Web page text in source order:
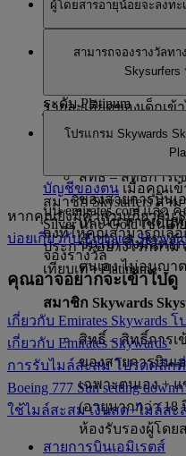
Emirates Skywards
ระดับนั้นๆ ในลักษณะเ
Skywards ทุกประการ
ระดับ Platinum
สมาชิก Skywards
สิทธิ์ – สิทธิ์การเ
ของสายการบินเ
เท่านั้น หากเดิน
ขึ้นไป) ซึ่งมีสิทธิ์ก
ตนเอง ไม่อนุญา
สมาชิก Skywards
สิทธิ์ – สิทธิ์การเ
ของสายการบินเ
เฉพาะตนเอง +
(อายุมากกว่า 18
ห้องรับรองผู้โดย
ผู้โดยสารอายุน้อยจะลงทะ
ส่วนบุคคลของพวกเข
รายละเอียดของเด็กเ
ปกครองที่ลงทะเบียน
บัญชี Skysurfers ในข
สามารถจองรางวัลท
มารดา/ผู้ปกครองที่ลง
บัญชีของตน เมื่อคุณเ
บน emirates.com แล้ว
ลงที่ให้คุณสามารถเลื
จองรางวัล
โปรแกรม Skywards
สมาชิก Skysurfers ส
Silver และ Gold เช่นเ
ประการ อย่างไรก็ตาม
เทียบเท่า Platinum
หากคุณยังมีคำถามเกี่ยวกับ
บ่อยเกี่ยวกับ Emirates
คุณอาจอยากจะเข้าไปดู
เกี่ยวกับ Emirates
เกี่ยวกับ Emirates Skywards
การรับไมล์สะสม โปรดคลิก
Boeing 777 Sun setting down
ใช้ไมล์สะสม เงินสด+ไมล์สะ
สายการบินเอมิเรตส์